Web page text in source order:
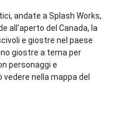
andate a Splash Works,
all'aperto del Canada, la
e giostre nel paese
giostre a tema per
personaggi e
nella mappa del